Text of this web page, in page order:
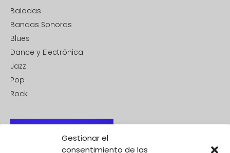
Gestionar el
consentimiento de las
Baladas
Bandas Sonoras
Blues
Dance y Electrónica
Jazz
Pop
Rock